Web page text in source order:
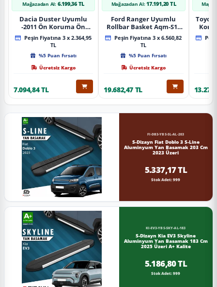
Mağazadan Al: 6.199,36 TL
Dacia Duster Uyumlu
-2011 Ön Koruma Ön
Tekli Koruma
Peşin Fiyatına 3 x 2.364,95
TL
%5 Puan Fırsatı
Ücretsiz Kargo
7.094,84 TL
Mağazadan Al: 17.191,20 TL
Ford Ranger Uyumlu
Rollbar Basket Aqm-S10
2015+ Uyumlu
Peşin Fiyatına 3 x 6.560,82
TL
%5 Puan Fırsatı
Ücretsiz Kargo
19.682,47 TL
FI-DB3-YBS-SL-AL-203
S-Dizayn Fiat Doblo 3 S-Line
Aluminyum Yan Basamak 203 Cm
2023 Üzeri
5.337,17 TL
Stok Adet: 999
KI-EV3-YBS-SKY-AL-183
S-Dizayn Kia EV3 Skyline
Aluminyum Yan Basamak 183 Cm
2025 Üzeri A+ Kalite
5.186,80 TL
Stok Adet: 999